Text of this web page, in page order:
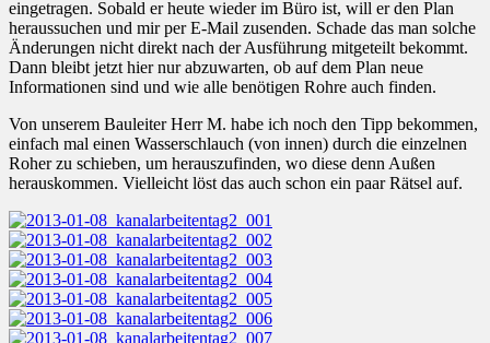
eingetragen. Sobald er heute wieder im Büro ist, will er den Plan
heraussuchen und mir per E-Mail zusenden. Schade das man solche
Änderungen nicht direkt nach der Ausführung mitgeteilt bekommt.
Dann bleibt jetzt hier nur abzuwarten, ob auf dem Plan neue
Informationen sind und wie alle benötigen Rohre auch finden.
Von unserem Bauleiter Herr M. habe ich noch den Tipp bekommen,
einfach mal einen Wasserschlauch (von innen) durch die einzelnen
Roher zu schieben, um herauszufinden, wo diese denn Außen
herauskommen. Vielleicht löst das auch schon ein paar Rätsel auf.